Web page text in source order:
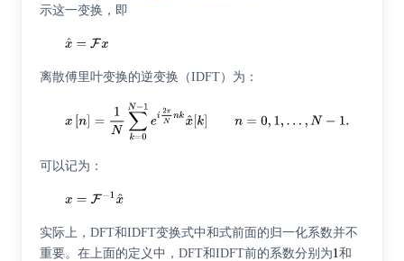
示这一变换，即
离散傅里叶变换的逆变换（IDFT）为：
可以记为：
实际上，DFT和IDFT变换式中和式前面的归一化系数并不
重要。在上面的定义中，DFT和IDFT前的系数分别为 和